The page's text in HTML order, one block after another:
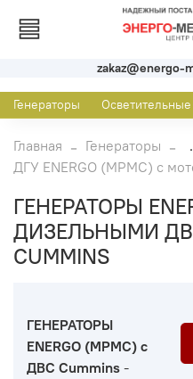
zakaz@energo-
Генераторы
Главная Генераторы
ДГУ ENERGO (MPMC) с
ГЕНЕРАТОРЫ
ДИЗЕЛЬНЫМИ
CUMMINS
ГЕНЕРАТОРЫ
ENERGO (MPMC) с
ДВС Cummins -